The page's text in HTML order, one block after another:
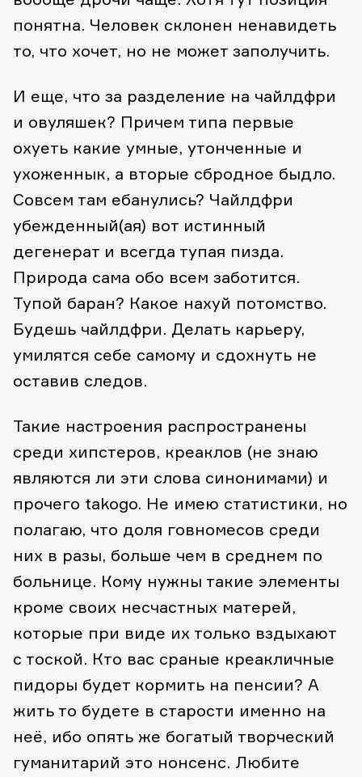
понятна. Человек склонен ненавидеть
то, что хочет, но не может заполучить.
И еще, что за разделение на чайлдфри
и овуляшек? Причем типа первые
охуеть какие умные, утонченные и
ухоженнык, а вторые сбродное быдло.
Совсем там ебанулись? Чайлдфри
убежденный(ая) вот истинный
дегенерат и всегда тупая пизда.
Природа сама обо всем заботится.
Тупой баран? Какое нахуй потомство.
Будешь чайлдфри. Делать карьеру,
умилятся себе самому и сдохнуть не
оставив следов.
Такие настроения распространены
среди хипстеров, креаклов (не знаю
являются ли эти слова синонимами) и
прочего takogo. Не имею статистики, но
полагаю, что доля говномесов среди
них в разы, больше чем в среднем по
больнице. Кому нужны такие элементы
кроме своих несчастных матерей,
которые при виде их только вздыхают
с тоской. Кто вас сраные креакличные
пидоры будет кормить на пенсии? А
жить то будете в старости именно на
неё, ибо опять же богатый творческий
гуманитарий это нонсенс. Любите